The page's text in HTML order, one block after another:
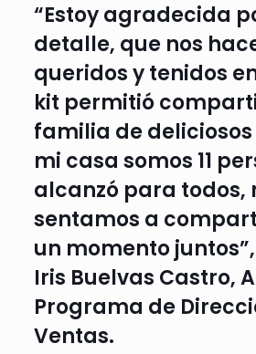
“Estoy agradecida
detalle, que nos
queridos y tenidos
kit permitió
familia de deliciosos
mi casa somos 11
alcanzó para todos,
sentamos a
un momento
Iris Buelvas Castro,
Programa de
Ventas.